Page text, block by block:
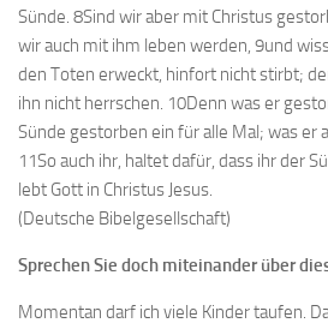
Sünde. 8Sind wir aber mit Christus
wir auch mit ihm leben werden, 9und
den Toten erweckt, hinfort nicht stirbt;
ihn nicht herrschen. 10Denn was er
Sünde gestorben ein für alle Mal; was er
11So auch ihr, haltet dafür, dass ihr der
lebt Gott in Christus Jesus.
(Deutsche Bibelgesellschaft)
Sprechen Sie doch miteinander über
Momentan darf ich viele Kinder taufen.